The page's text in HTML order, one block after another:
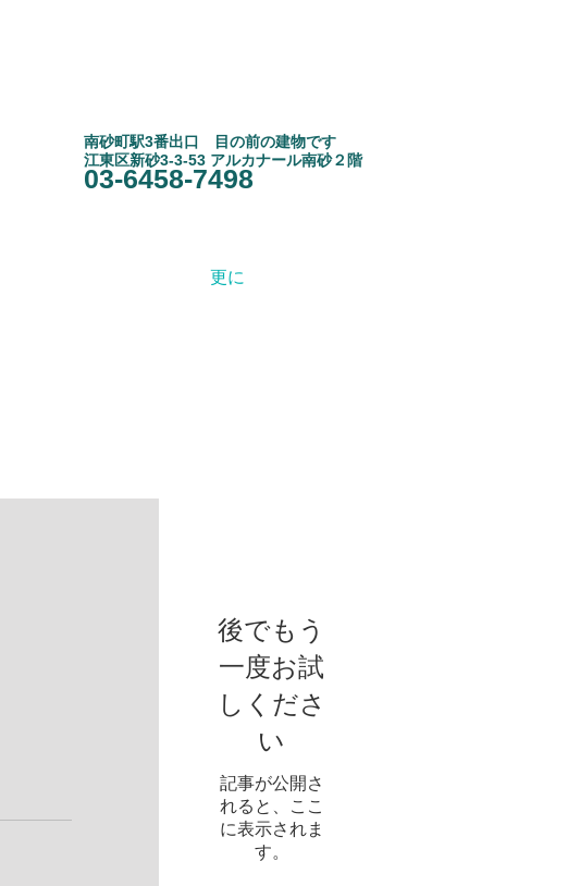
南砂町駅3​番出口 目の前の建物です
江東区新砂3-3-53 アルカナール南砂２階
03-6458-7498
更に
後でもう
一度お試
しくださ
い
記事が公開さ
れると、ここ
に表示されま
す。